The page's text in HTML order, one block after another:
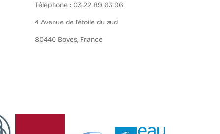
Téléphone : 03 22 89 63 96
4 Avenue de l’étoile du sud
80440 Boves, France